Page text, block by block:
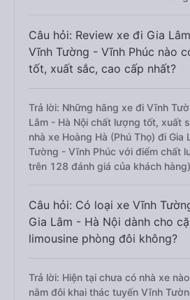
Câu hỏi: Review xe đi Gia
Vĩnh Tường - Vĩnh Phúc nào
tốt, xuất sắc, cao cấp nhất?
Trả lời: Những hãng xe đi Vĩnh
Lâm - Hà Nội chất lượng tốt, xuất
nhà xe Hoàng Hà (Phú Thọ) đi Gia
Tường - Vĩnh Phúc với điểm chất
trên 128 đánh giá của khách
Câu hỏi: Có loại xe Vĩnh
Gia Lâm - Hà Nội dành cho
limousine phòng đôi không?
Trả lời: Hiện tại chưa có nhà xe
nằm đôi khai thác tuyến Vĩnh